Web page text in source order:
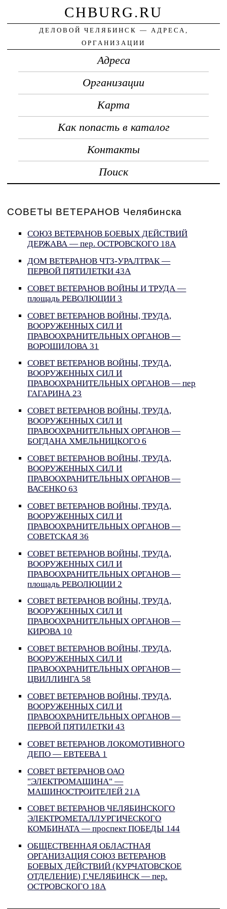
CHBURG.RU
ДЕЛОВОЙ ЧЕЛЯБИНСК — АДРЕСА,
ОРГАНИЗАЦИИ
Адреса
Организации
Карта
Как попасть в каталог
Контакты
Поиск
СОВЕТЫ ВЕТЕРАНОВ Челябинска
СОЮЗ ВЕТЕРАНОВ БОЕВЫХ ДЕЙСТВИЙ
ДЕРЖАВА — пер. ОСТРОВСКОГО 18А
ДОМ ВЕТЕРАНОВ ЧТЗ-УРАЛТРАК —
ПЕРВОЙ ПЯТИЛЕТКИ 43А
СОВЕТ ВЕТЕРАНОВ ВОЙНЫ И ТРУДА —
площадь РЕВОЛЮЦИИ 3
СОВЕТ ВЕТЕРАНОВ ВОЙНЫ, ТРУДА,
ВООРУЖЕННЫХ СИЛ И
ПРАВООХРАНИТЕЛЬНЫХ ОРГАНОВ —
ВОРОШИЛОВА 31
СОВЕТ ВЕТЕРАНОВ ВОЙНЫ, ТРУДА,
ВООРУЖЕННЫХ СИЛ И
ПРАВООХРАНИТЕЛЬНЫХ ОРГАНОВ — пер
ГАГАРИНА 23
СОВЕТ ВЕТЕРАНОВ ВОЙНЫ, ТРУДА,
ВООРУЖЕННЫХ СИЛ И
ПРАВООХРАНИТЕЛЬНЫХ ОРГАНОВ —
БОГДАНА ХМЕЛЬНИЦКОГО 6
СОВЕТ ВЕТЕРАНОВ ВОЙНЫ, ТРУДА,
ВООРУЖЕННЫХ СИЛ И
ПРАВООХРАНИТЕЛЬНЫХ ОРГАНОВ —
ВАСЕНКО 63
СОВЕТ ВЕТЕРАНОВ ВОЙНЫ, ТРУДА,
ВООРУЖЕННЫХ СИЛ И
ПРАВООХРАНИТЕЛЬНЫХ ОРГАНОВ —
СОВЕТСКАЯ 36
СОВЕТ ВЕТЕРАНОВ ВОЙНЫ, ТРУДА,
ВООРУЖЕННЫХ СИЛ И
ПРАВООХРАНИТЕЛЬНЫХ ОРГАНОВ —
площадь РЕВОЛЮЦИИ 2
СОВЕТ ВЕТЕРАНОВ ВОЙНЫ, ТРУДА,
ВООРУЖЕННЫХ СИЛ И
ПРАВООХРАНИТЕЛЬНЫХ ОРГАНОВ —
КИРОВА 10
СОВЕТ ВЕТЕРАНОВ ВОЙНЫ, ТРУДА,
ВООРУЖЕННЫХ СИЛ И
ПРАВООХРАНИТЕЛЬНЫХ ОРГАНОВ —
ЦВИЛЛИНГА 58
СОВЕТ ВЕТЕРАНОВ ВОЙНЫ, ТРУДА,
ВООРУЖЕННЫХ СИЛ И
ПРАВООХРАНИТЕЛЬНЫХ ОРГАНОВ —
ПЕРВОЙ ПЯТИЛЕТКИ 43
СОВЕТ ВЕТЕРАНОВ ЛОКОМОТИВНОГО
ДЕПО — ЕВТЕЕВА 1
СОВЕТ ВЕТЕРАНОВ ОАО
"ЭЛЕКТРОМАШИНА" —
МАШИНОСТРОИТЕЛЕЙ 21А
СОВЕТ ВЕТЕРАНОВ ЧЕЛЯБИНСКОГО
ЭЛЕКТРОМЕТАЛЛУРГИЧЕСКОГО
КОМБИНАТА — проспект ПОБЕДЫ 144
ОБЩЕСТВЕННАЯ ОБЛАСТНАЯ
ОРГАНИЗАЦИЯ СОЮЗ ВЕТЕРАНОВ
БОЕВЫХ ДЕЙСТВИЙ (КУРЧАТОВСКОЕ
ОТДЕЛЕНИЕ) Г.ЧЕЛЯБИНСК — пер.
ОСТРОВСКОГО 18А